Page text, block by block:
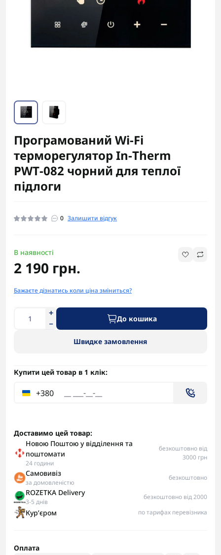
Програмований Wi‑Fi
терморегулятор In‑Therm
PWT‑082 чорний для теплої
підлоги
0 Залишити відгук
В наявності
2 190 грн.
Бажаєте дізнатись коли ціна зміниться?
До кошика
Швидке замовлення
Купити цей товар в 1 клік:
+380
Доставимо цей товар:
Новою Поштою у відділення та
поштомати
24 години
безкоштовно від
3000 грн
Самовивіз
за домовленістю
безкоштовно
ROZETKA Delivery
3-5 днів
безкоштовно від 2000
Курʼєром по тарифах перевізника
Оплата